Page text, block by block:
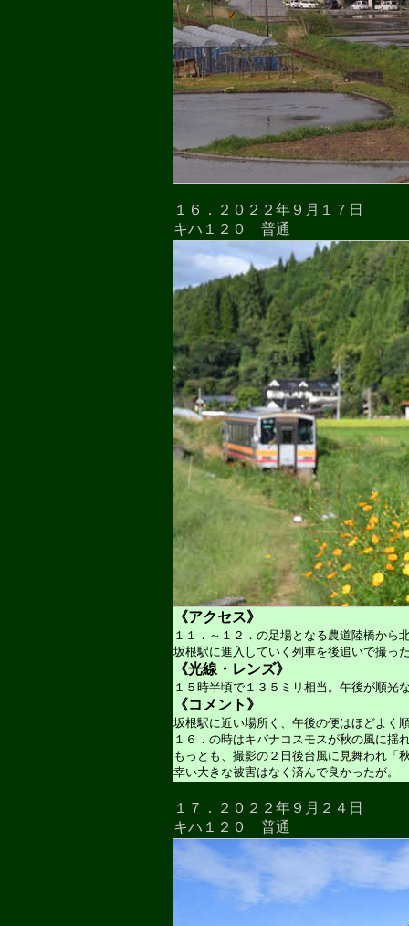
１６．２０２２年９月１７日
キハ１２０ 普通
《アクセス》
１１．～１２．の足場となる農道陸橋から
坂根駅に進入していく列車を後追いで撮っ
《光線・レンズ》
１５時半頃で１３５ミリ相当。午後が順光
《コメント》
坂根駅に近い場所く、午後の便はほどよく
１６．の時はキバナコスモスが秋の風に揺
もっとも、撮影の２日後台風に見舞われ
幸い大きな被害はなく済んで良かったが。
１７．２０２２年９月２４日
キハ１２０ 普通